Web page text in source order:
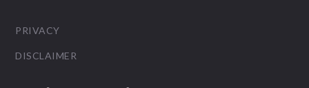
PRIVACY
DISCLAIMER